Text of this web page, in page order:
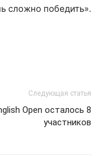
сложно победить».
Следующая статья
Open осталось 8
участников